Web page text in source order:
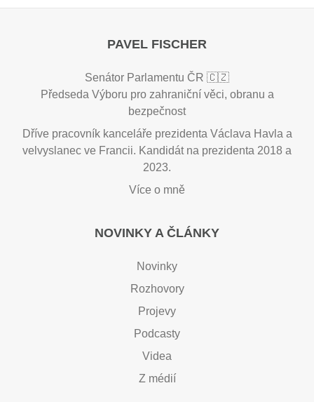
PAVEL FISCHER
Senátor Parlamentu ČR 🇨🇿
Předseda Výboru pro zahraniční věci, obranu a
bezpečnost
Dříve pracovník kanceláře prezidenta Václava Havla a
velvyslanec ve Francii. Kandidát na prezidenta 2018 a
2023.
Více o mně
NOVINKY A ČLÁNKY
Novinky
Rozhovory
Projevy
Podcasty
Videa
Z médií